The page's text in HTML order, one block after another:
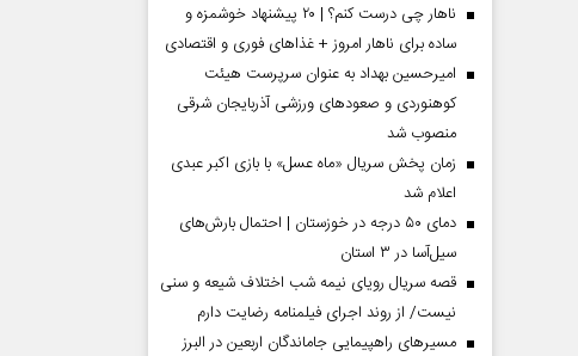
ناهار چی درست کنم؟ | ۲۰ پیشنهاد خوشمزه و
ساده برای ناهار امروز + غذاهای فوری و اقتصادی
امیرحسین بهداد به عنوان سرپرست هیئت
کوهنوردی و صعودهای ورزشی آذربایجان شرقی
منصوب شد
زمان پخش سریال «ماه عسل» با بازی اکبر عبدی
اعلام شد
دمای ۵۰ درجه در خوزستان | احتمال بارش‌های
سیل‌آسا در ۳ استان
قصه سریال رویای نیمه شب اختلاف شیعه و سنی
نیست/ از روند اجرای فیلمنامه رضایت دارم
مسیر‌های راهپیمایی جاماندگان اربعین در البرز
صفحات نخست روزنامه ها‌ی‌سه‌شنبه ۶ مردادماه